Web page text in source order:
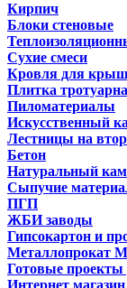
Кирпич
Блоки стеновые
Сухие смеси
Кровля для
Плитка
Пиломатериалы
Искусственный
Лестницы на
Бетон
Натуральный
Сыпучие
ПГП
ЖБИ заводы
Гипсокартон и
Металлопрокат
Готовые проекты